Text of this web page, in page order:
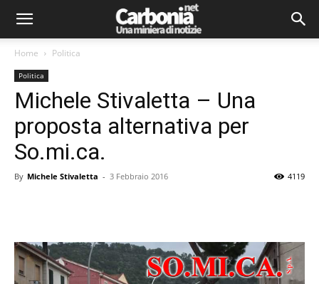
Home Politica
Politica
Michele Stivaletta – Una
proposta alternativa per
So.mi.ca.
By Michele Stivaletta - 3 Febbraio 2016 4119